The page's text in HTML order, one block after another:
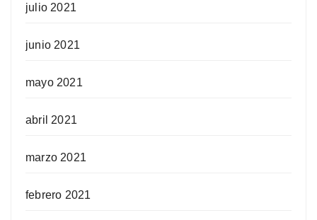
julio 2021
junio 2021
mayo 2021
abril 2021
marzo 2021
febrero 2021